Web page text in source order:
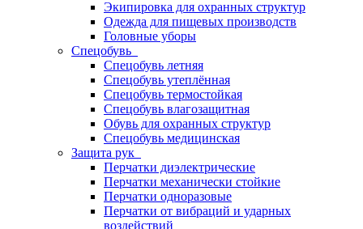
Экипировка для охранных структур
Одежда для пищевых производств
Головные уборы
Спецобувь
Спецобувь летняя
Спецобувь утеплённая
Спецобувь термостойкая
Спецобувь влагозащитная
Обувь для охранных структур
Спецобувь медицинская
Защита рук
Перчатки диэлектрические
Перчатки механически стойкие
Перчатки одноразовые
Перчатки от вибраций и ударных
воздействий